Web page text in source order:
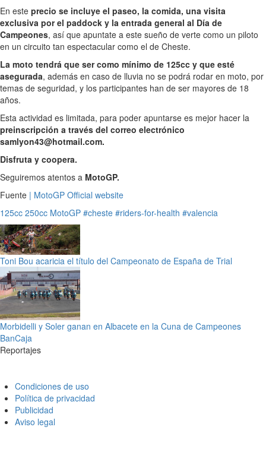
En este precio se incluye el paseo, la comida, una visita
exclusiva por el paddock y la entrada general al Día de
Campeones, así que apuntate a este sueño de verte como un piloto
en un circuito tan espectacular como el de Cheste.
La moto tendrá que ser como mínimo de 125cc y que esté
asegurada, además en caso de lluvia no se podrá rodar en moto, por
temas de seguridad, y los participantes han de ser mayores de 18
años.
Esta actividad es limitada, para poder apuntarse es mejor hacer la
preinscripción a través del correo electrónico
samlyon43@hotmail.com.
Disfruta y coopera.
Seguiremos atentos a MotoGP.
Fuente | MotoGP Official website
125cc 250cc MotoGP #cheste #riders-for-health #valencia
Toni Bou acaricia el título del Campeonato de España de Trial
Morbidelli y Soler ganan en Albacete en la Cuna de Campeones
BanCaja
Reportajes
Condiciones de uso
Política de privacidad
Publicidad
Aviso legal